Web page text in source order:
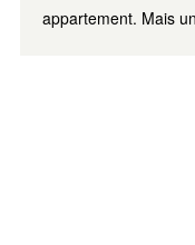
appartement. Mais